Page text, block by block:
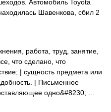
Автомобиль Toyota
Шавенкова, сбил 2
работа, труд, занятие,
что сделано, что
| сущность предмета или
| Письменное
одно&#8230; …